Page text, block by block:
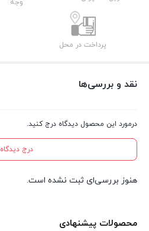
وجه
پرداخت در محل
نقد و بررسی‌ها
درمورد این محصول دیدگاه درج کنید.
درج دیدگاه
هنوز بررسی‌ای ثبت نشده است.
محصولات پیشنهادی